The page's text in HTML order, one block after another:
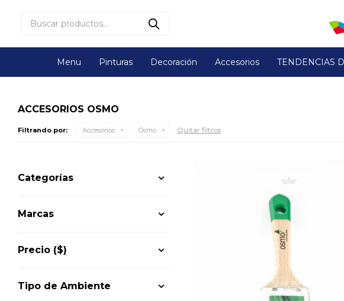
Menu Pinturas Decoración Accesorios TENDENCIAS
ACCESORIOS OSMO
Filtrando por: Accesorios Osmo Quitar filtros
Categorías
Marcas
Precio ($)
Tipo de Ambiente